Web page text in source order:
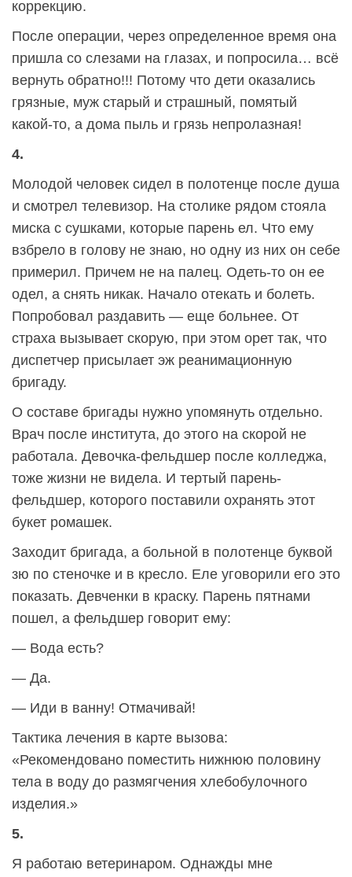
коррекцию.
После операции, через определенное время она
пришла со слезами на глазах, и попросила… всё
вернуть обратно!!! Потому что дети оказались
грязные, муж старый и страшный, помятый
какой-то, а дома пыль и грязь непролазная!
4.
Молодой человек сидел в полотенце после душа
и смотрел телевизор. На столике рядом стояла
миска с сушками, которые парень ел. Что ему
взбрело в голову не знаю, но одну из них он себе
примерил. Причем не на палец. Одеть-то он ее
одел, а снять никак. Начало отекать и болеть.
Попробовал раздавить — еще больнее. От
страха вызывает скорую, при этом орет так, что
диспетчер присылает эж реанимационную
бригаду.
О составе бригады нужно упомянуть отдельно.
Врач после института, до этого на скорой не
работала. Девочка-фельдшер после колледжа,
тоже жизни не видела. И тертый парень-
фельдшер, которого поставили охранять этот
букет ромашек.
Заходит бригада, а больной в полотенце буквой
зю по стеночке и в кресло. Еле уговорили его это
показать. Девченки в краску. Парень пятнами
пошел, а фельдшер говорит ему:
— Вода есть?
— Да.
— Иди в ванну! Отмачивай!
Тактика лечения в карте вызова:
«Рекомендовано поместить нижнюю половину
тела в воду до размягчения хлебобулочного
изделия.»
5.
Я работаю ветеринаром. Однажды мне